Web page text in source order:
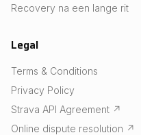
Recovery na een lange rit
Legal
Terms & Conditions
Privacy Policy
Strava API Agreement ↗
Online dispute resolution ↗